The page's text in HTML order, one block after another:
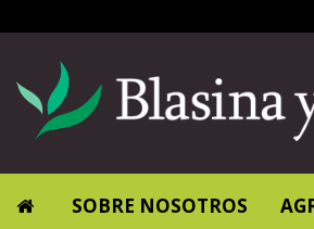
SOBRE NOSOTROS